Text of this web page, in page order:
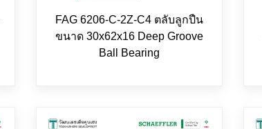
FAG 6206-C-2Z-C4 ตลับลูกปืน
ขนาด 30x62x16 Deep Groove
Ball Bearing